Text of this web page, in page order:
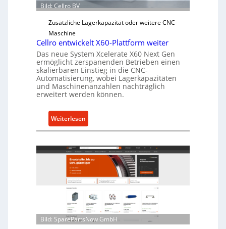
b
r
s
t
s
c
u
t
z
f
ü
r
i
n
d
i
r
Bild: Cellro BV
Zusätzliche Lagerkapazität oder weitere CNC-
Maschine
Cellro entwickelt X60-Plattform weiter
Das neue System Xcelerate X60 Next Gen
ermöglicht zerspanenden Betrieben einen
skalierbaren Einstieg in die CNC-
Automatisierung, wobei Lagerkapazitäten
und Maschinenanzahlen nachträglich
erweitert werden können.
Weiterlesen
C
l
l
n
t
w
Bild: SparePartsNow GmbH